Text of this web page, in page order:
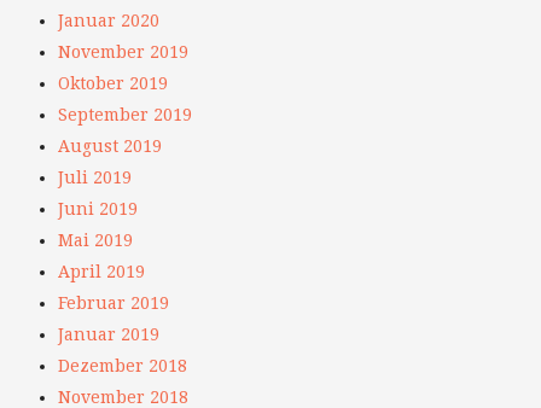
Januar 2020
November 2019
Oktober 2019
September 2019
August 2019
Juli 2019
Juni 2019
Mai 2019
April 2019
Februar 2019
Januar 2019
Dezember 2018
November 2018